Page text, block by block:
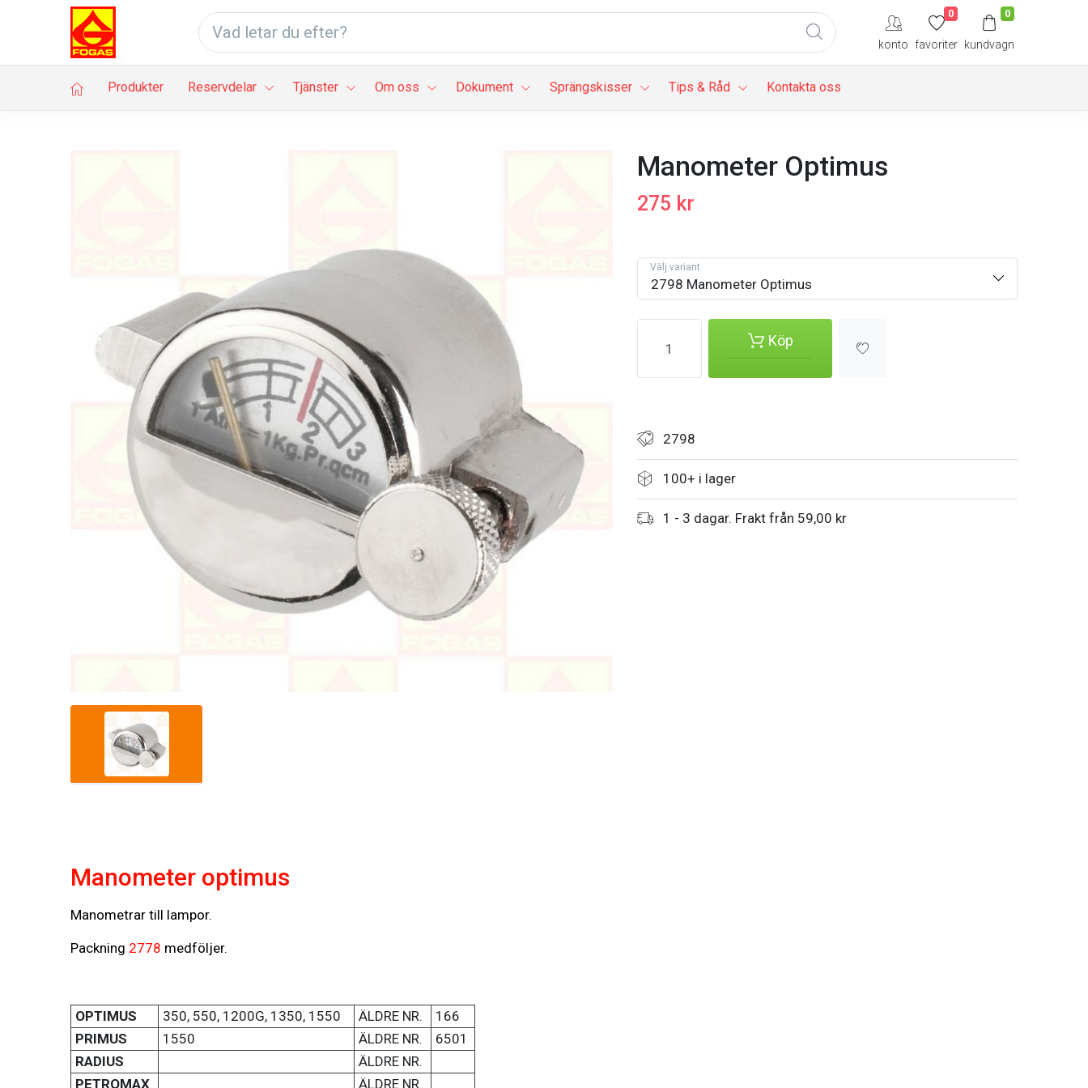
konto
0
favoriter
0
kundvagn
Produkter Reservdelar Tjänster Om oss Dokument Sprängskisser Tips & Råd Kontakta oss
Manometer Optimus
275 kr
2798 Manometer Optimus
Välj variant
Köp
2798
100+ i lager
1 - 3 dagar. Frakt från 59,00 kr
Manometer optimus
Manometrar till lampor.
Packning 2778 medföljer.
OPTIMUS 350, 550, 1200G, 1350, 1550 ÄLDRE NR.
166
PRIMUS
1550 ÄLDRE NR.
6501
RADIUS
ÄLDRE NR.
PETROMAX
ÄLDRE NR.